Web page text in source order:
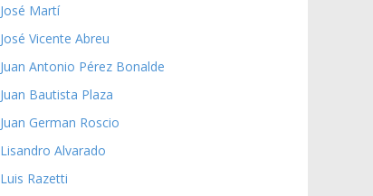
José Martí
José Vicente Abreu
Juan Antonio Pérez Bonalde
Juan Bautista Plaza
Juan German Roscio
Lisandro Alvarado
Luis Razetti